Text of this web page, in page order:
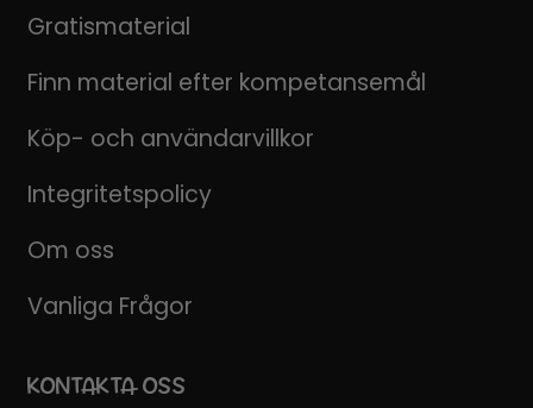
Gratismaterial
Finn material efter kompetansemål
Köp- och användarvillkor
Integritetspolicy
Om oss
Vanliga Frågor
KONTAKTA OSS